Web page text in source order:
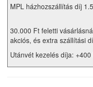
MPL házhozszállítás díj
30.000 Ft feletti
akciós, és extra szállítási
Utánvét kezelés díja: +400